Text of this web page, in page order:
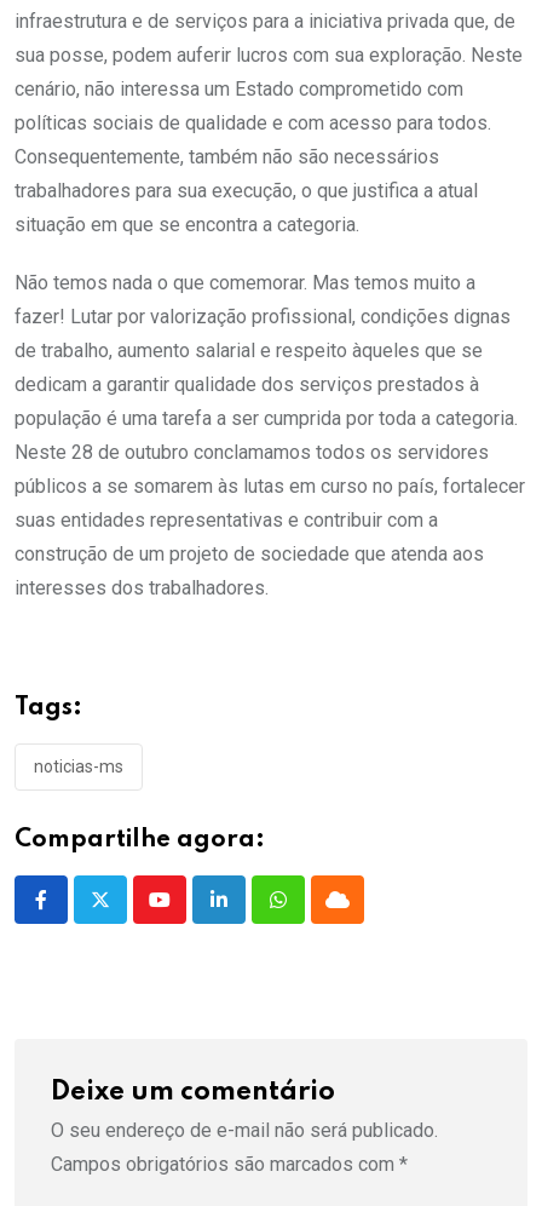
infraestrutura e de serviços para a iniciativa privada que, de
sua posse, podem auferir lucros com sua exploração. Neste
cenário, não interessa um Estado comprometido com
políticas sociais de qualidade e com acesso para todos.
Consequentemente, também não são necessários
trabalhadores para sua execução, o que justifica a atual
situação em que se encontra a categoria.
Não temos nada o que comemorar. Mas temos muito a
fazer! Lutar por valorização profissional, condições dignas
de trabalho, aumento salarial e respeito àqueles que se
dedicam a garantir qualidade dos serviços prestados à
população é uma tarefa a ser cumprida por toda a categoria.
Neste 28 de outubro conclamamos todos os servidores
públicos a se somarem às lutas em curso no país, fortalecer
suas entidades representativas e contribuir com a
construção de um projeto de sociedade que atenda aos
interesses dos trabalhadores.
Tags:
noticias-ms
Compartilhe agora:
YoutubeLinkedInWhatsappCloud
Deixe um comentário
O seu endereço de e-mail não será publicado.
Campos obrigatórios são marcados com *